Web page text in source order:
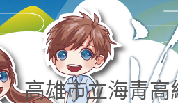
高雄市立海青